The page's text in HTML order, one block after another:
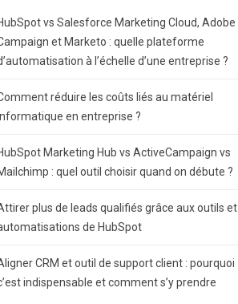
vs Salesforce Marketing Cloud, Adobe
et Marketo : quelle plateforme
à l’échelle d’une entreprise ?
réduire les coûts liés au matériel
en entreprise ?
Marketing Hub vs ActiveCampaign vs
: quel outil choisir quand on débute ?
plus de leads qualifiés grâce aux outils et
de HubSpot
CRM et outil de support client : pourquoi
indispensable et comment s’y prendre